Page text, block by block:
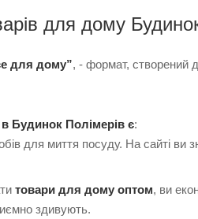
для дому
для дому”, - формат, створений
Будинок Полімерів є:
для миття посуду. На сайті
товари для дому оптом, ви
здивують.